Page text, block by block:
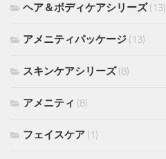
ヘア＆ボディケアシリーズ(13)
アメニティパッケージ (13)
スキンケアシリーズ(8)
アメニティ (8)
フェイスケア (1)